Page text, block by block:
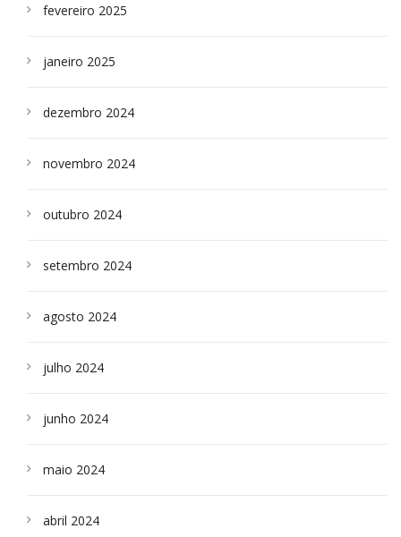
fevereiro 2025
janeiro 2025
dezembro 2024
novembro 2024
outubro 2024
setembro 2024
agosto 2024
julho 2024
junho 2024
maio 2024
abril 2024